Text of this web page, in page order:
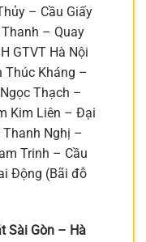
– Cầu Giấy
– Quay
GTVT Hà Nội
Thúc Kháng –
Thạch –
Kim Liên – Đại
Nghị –
Trinh – Cầu
Động (Bãi đỗ
Sài Gòn – Hà